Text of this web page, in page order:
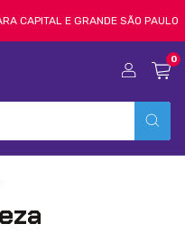
CAPITAL E GRANDE SÃO PAULO
0